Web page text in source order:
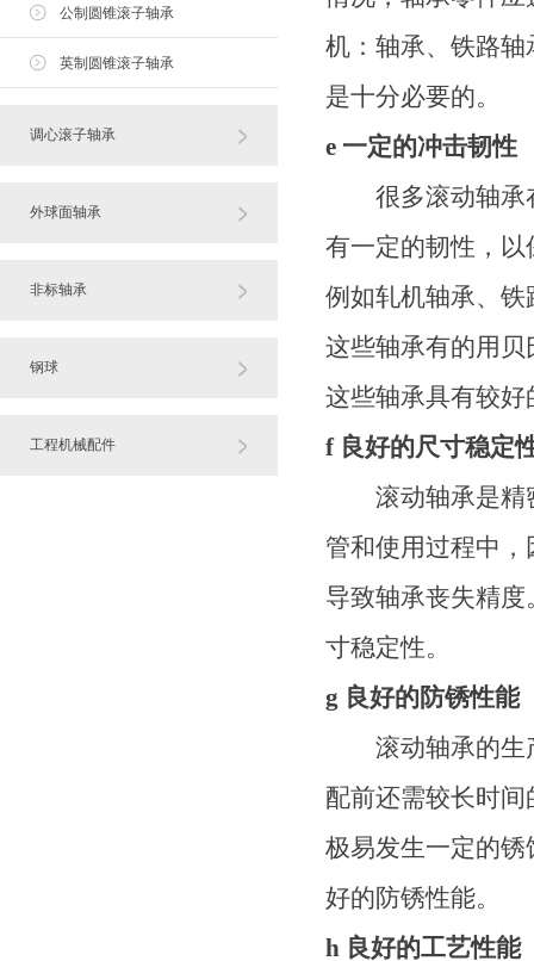
公制圆锥滚子轴承
英制圆锥滚子轴承
调心滚子轴承
外球面轴承
非标轴承
钢球
工程机械配件
机：轴承、铁路
是十分必要的。
e 一定的冲击韧性
很多滚动轴承
有一定的韧性，
例如轧机轴承、
这些轴承有的用
这些轴承具有较
f 良好的尺寸稳定
滚动轴承是精密
管和使用过程中
导致轴承丧失精
寸稳定性。
g 良好的防锈性能
滚动轴承的生产
配前还需较长时
极易发生一定的
好的防锈性能。
h 良好的工艺性能